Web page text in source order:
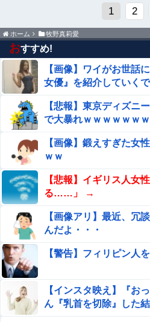
1 2
ホーム 牧野真莉愛
おすすめ!
【画像】ワイがお世話
女優』を紹介していくで
【悲報】東京ディズニ
で大暴れｗｗｗｗｗｗｗ
【画像】鍛えすぎた女
ｗｗ
【悲報】イギリス人女
る……」 →
【画像アリ】最近、冗
んだよ・・・
【警告】フィリピン人
【インスタ映え】『お
ん『乳首を切除』した結